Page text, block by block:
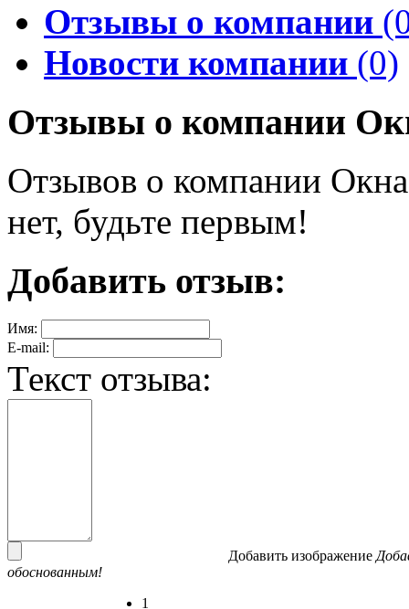
Отзывы о компании
Новости компании (0)
Отзывы о компании
Отзывов о компании
нет, будьте первым!
Добавить отзыв:
Имя:
E-mail:
Текст отзыва:
Добавить изображение
обоснованным!
1